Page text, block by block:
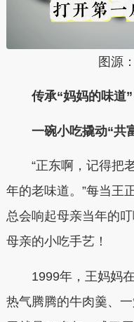
图源
传承“妈妈的味道”
一碗小吃撬动“共
“正东啊，记得把老
年的老味道。”每当王
总会响起母亲当年的
母亲的小吃手艺！
1999年，王妈妈在
热气腾腾的牛肉羹、